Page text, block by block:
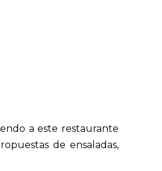
a este restaurante
de ensaladas,